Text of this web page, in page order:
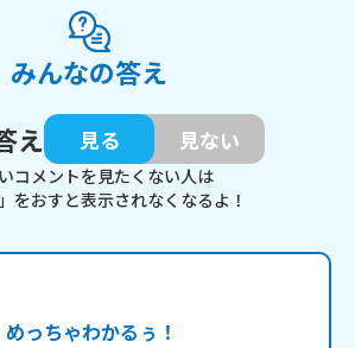
みんなの答え
え
見る 見ない
コメントを見たくない人は
をおすと表示されなくなるよ！
めっちゃわかるぅ！